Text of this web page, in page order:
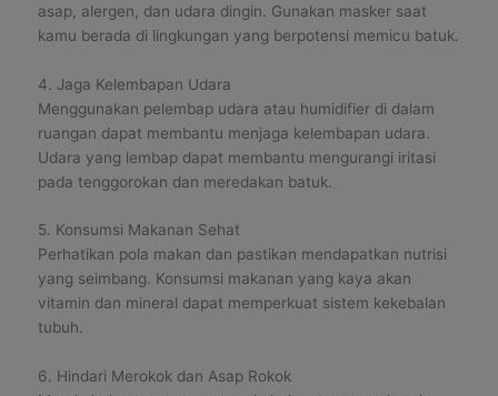
asap, alergen, dan udara dingin. Gunakan masker saat
kamu berada di lingkungan yang berpotensi memicu batuk.
4. Jaga Kelembapan Udara
Menggunakan pelembap udara atau humidifier di dalam
ruangan dapat membantu menjaga kelembapan udara.
Udara yang lembap dapat membantu mengurangi iritasi
pada tenggorokan dan meredakan batuk.
5. Konsumsi Makanan Sehat
Perhatikan pola makan dan pastikan mendapatkan nutrisi
yang seimbang. Konsumsi makanan yang kaya akan
vitamin dan mineral dapat memperkuat sistem kekebalan
tubuh.
6. Hindari Merokok dan Asap Rokok